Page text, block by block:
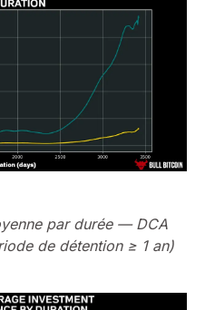
par durée — DCA
de détention ≥ 1 an)